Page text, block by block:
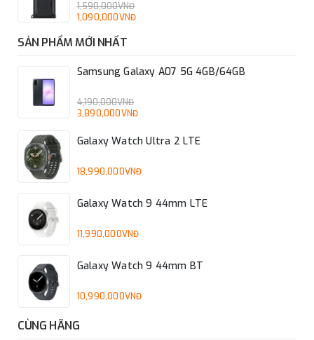
1,590,000VNĐ
1,090,000VNĐ
SẢN PHẨM MỚI NHẤT
Samsung Galaxy A07 5G 4GB/64GB
4,190,000VNĐ
3,890,000VNĐ
Galaxy Watch Ultra 2 LTE
18,990,000VNĐ
Galaxy Watch 9 44mm LTE
11,990,000VNĐ
Galaxy Watch 9 44mm BT
10,990,000VNĐ
CÙNG HÃNG